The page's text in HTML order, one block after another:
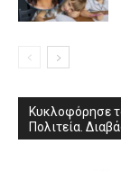
Κυκλοφόρησε
Πολιτεία.